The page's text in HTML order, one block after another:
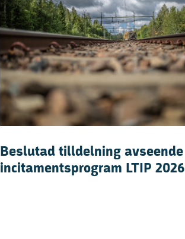
Beslutad tilldelning avseende
incitamentsprogram LTIP 2026